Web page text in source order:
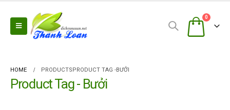
0
HOME PRODUCTS PRODUCT TAG -BƯỞI
Product Tag - Bưởi